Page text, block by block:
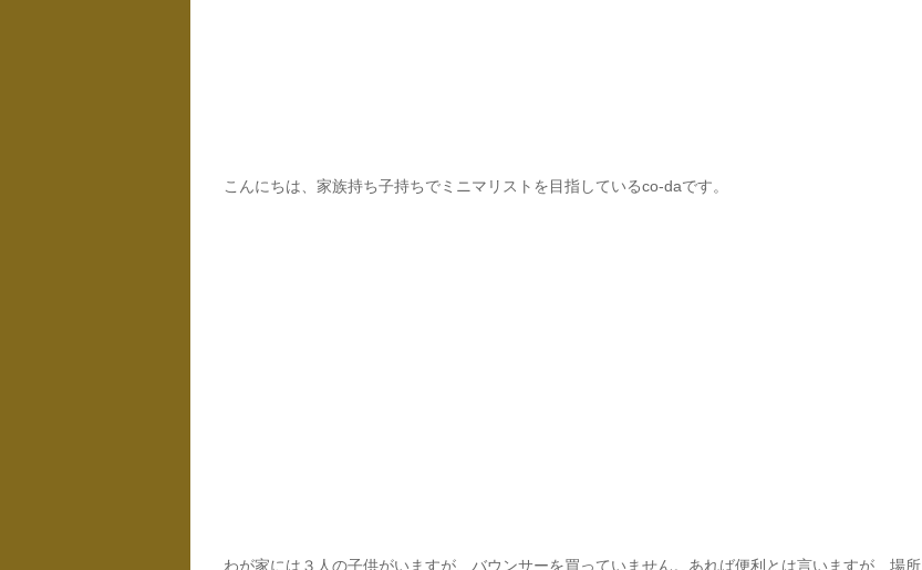
こんにちは、家族持ち子持ちでミニマリストを目指しているco-daです。
わが家には３人の子供がいますが、バウンサーを買っていません。あれば便利とは言いますが、場所